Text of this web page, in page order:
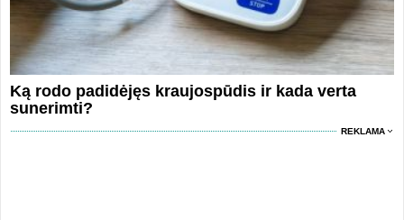
Ką rodo padidėjęs kraujospūdis ir kada verta
sunerimti?
REKLAMA